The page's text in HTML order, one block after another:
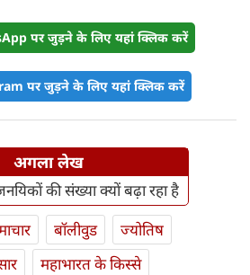
पर जुड़ने के लिए यहां क्लिक करें
पर जुड़ने के लिए यहां क्लिक करें
अगला लेख
की संख्या क्यों बढ़ा रहा है
बॉलीवुड
ज्योतिष
महाभारत के किस्से